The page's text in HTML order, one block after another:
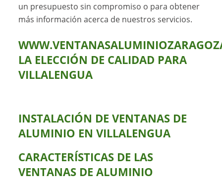
un presupuesto sin compromiso o para obtener
más información acerca de nuestros servicios.
LA ELECCIÓN DE CALIDAD PARA
VILLALENGUA
INSTALACIÓN DE VENTANAS DE
ALUMINIO EN VILLALENGUA
CARACTERÍSTICAS DE LAS
VENTANAS DE ALUMINIO